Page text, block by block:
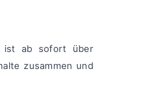
ist ab sofort über
zusammen und